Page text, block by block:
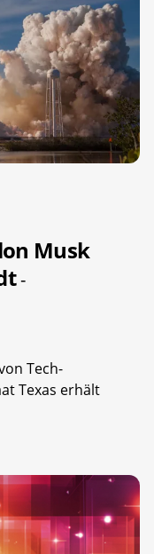
Musk
-
Tech-
Texas erhält